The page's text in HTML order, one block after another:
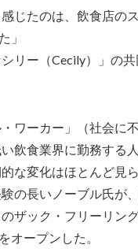
じたのは、飲食店の
」
リー（Cecily）」の
ワーカー」（社会に
飲食業界に勤務する
な変化はほとんど見
の長いノーブル氏が
ザック・フリーリン
オープンした。